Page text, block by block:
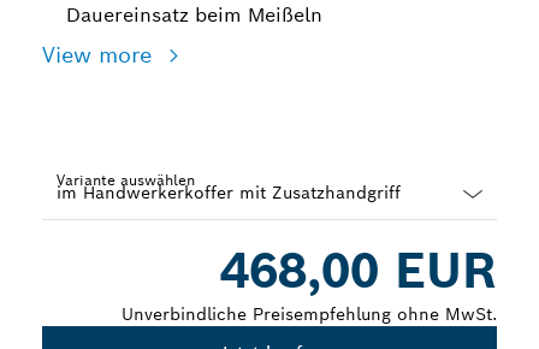
Dauereinsatz beim Meißeln
View more
Variante auswählen
468,00 EUR
Unverbindliche Preisempfehlung ohne MwSt.